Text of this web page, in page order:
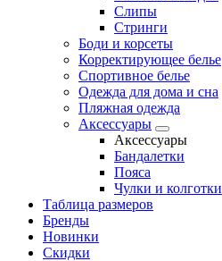
Слипы
Стринги
Боди и корсеты
Корректирующее белье
Спортивное белье
Одежда для дома и сна
Пляжная одежда
Аксессуары
Аксессуары
Бандалетки
Пояса
Чулки и колготки
Таблица размеров
Бренды
Новинки
Скидки